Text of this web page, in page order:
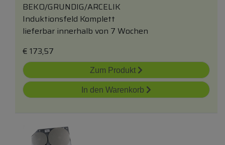
BEKO/GRUNDIG/ARCELIK
Induktionsfeld Komplett
lieferbar innerhalb von 7 Wochen
€ 173,57
Zum Produkt
In den Warenkorb